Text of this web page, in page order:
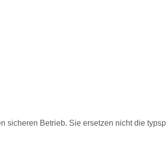
sicheren Betrieb. Sie ersetzen nicht die